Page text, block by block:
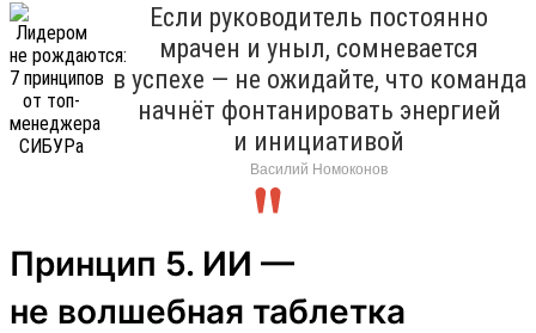
Если руководитель постоянно
мрачен и уныл, сомневается
в успехе — не ожидайте, что команда
начнёт фонтанировать энергией
и инициативой
Василий Номоконов
Принцип 5. ИИ —
не волшебная таблетка